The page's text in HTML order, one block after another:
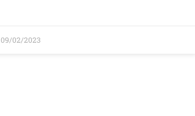
09/02/2023